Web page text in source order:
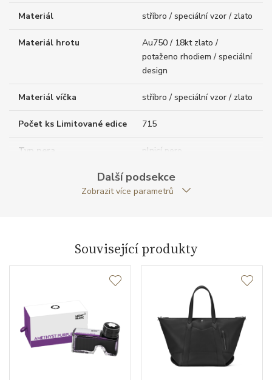
Materiál stříbro / speciální vzor / zlato
Materiál hrotu
Au750 / 18kt zlato /
potaženo rhodiem / speciální
design
Materiál víčka stříbro / speciální vzor / zlato
Počet ks Limitované edice 715
Typ pera plnicí pero
97.20
Modelová řada Meisterstück Romeo & Juliet
Další podsekce
Zobrazit více parametrů
Související produkty